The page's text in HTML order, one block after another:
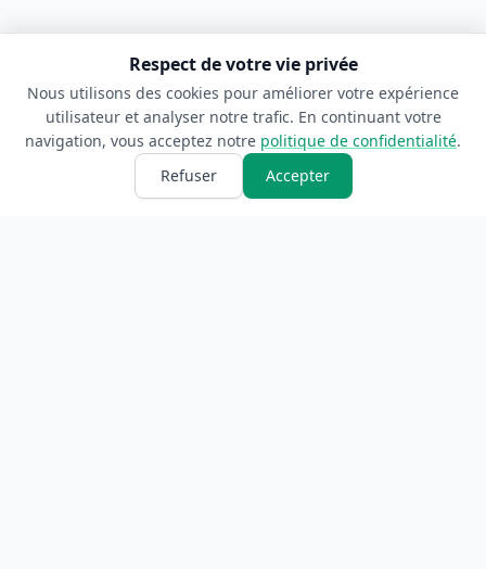
Respect de votre vie privée
Nous utilisons des cookies pour améliorer votre expérience
utilisateur et analyser notre trafic. En continuant votre
navigation, vous acceptez notre politique de confidentialité.
Refuser
Accepter